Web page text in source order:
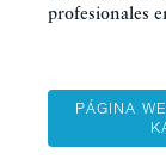
profesionales
PÁGINA